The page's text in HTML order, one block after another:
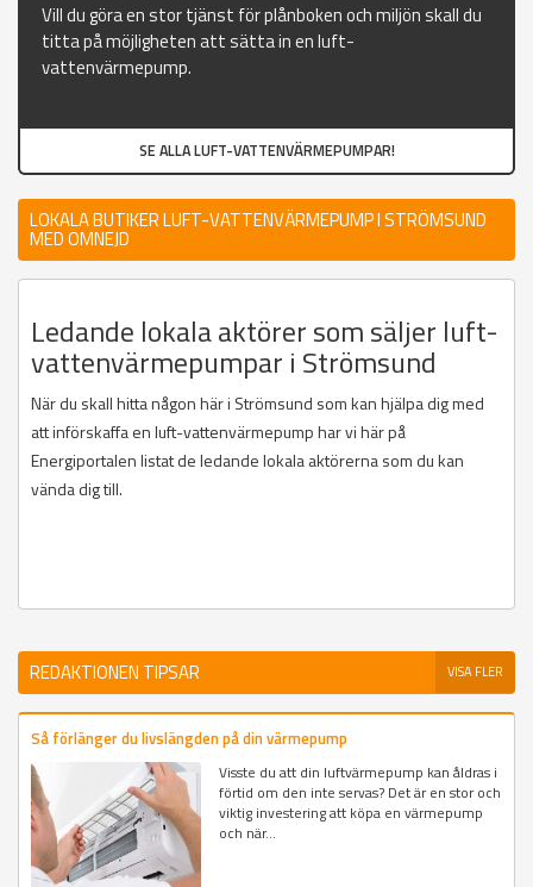
Vill du göra en stor tjänst för plånboken och miljön skall du
titta på möjligheten att sätta in en luft-
vattenvärmepump.
SE ALLA LUFT-VATTENVÄRMEPUMPAR!
LOKALA BUTIKER LUFT-VATTENVÄRMEPUMP I STRÖMSUND
MED OMNEJD
Ledande lokala aktörer som säljer luft-
vattenvärmepumpar i Strömsund
När du skall hitta någon här i Strömsund som kan hjälpa dig med
att införskaffa en luft-vattenvärmepump har vi här på
Energiportalen listat de ledande lokala aktörerna som du kan
vända dig till.
REDAKTIONEN TIPSAR VISA FLER
Så förlänger du livslängden på din värmepump
Visste du att din luftvärmepump kan åldras i
förtid om den inte servas? Det är en stor och
viktig investering att köpa en värmepump
och när...